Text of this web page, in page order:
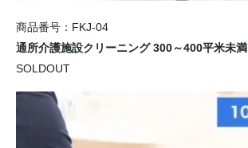
商品番号：FKJ-04
通所介護施設クリーニング 300～400平米未満
SOLDOUT